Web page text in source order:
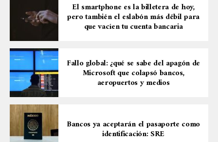
El smartphone es la billetera de hoy,
pero también el eslabón más débil para
que vacíen tu cuenta bancaria
Fallo global: ¿qué se sabe del apagón de
Microsoft que colapsó bancos,
aeropuertos y medios
Bancos ya aceptarán el pasaporte como
identificación: SRE